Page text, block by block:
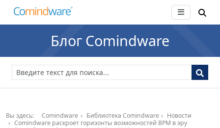
Блог Comindware
Вы здесь: Comindware Библиотека Comindware
Новости
Comindware раскроет горизонты возможностей BPM в эру